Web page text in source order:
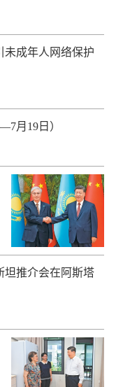
成年人网络保护
月19日）
坦推介会在阿斯塔